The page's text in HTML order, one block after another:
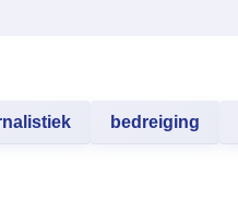
bedreiging